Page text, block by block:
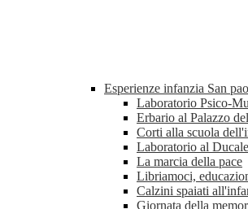
Esperienze infanzia San
Laboratorio Psico-
Erbario al Palazzo
Corti alla scuola
Laboratorio al
La marcia della pace
Libriamoci,
Calzini spaiati
Giornata della